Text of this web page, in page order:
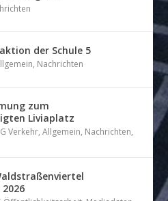
der Schule 5
, Nachrichten
zum
Liviaplatz
Verkehr,Allgemein, Nachrichten,
2026